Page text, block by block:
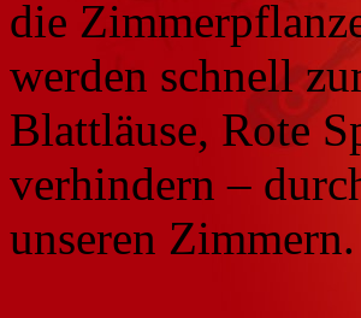
die
werden schnell
Blattläuse, Rote
verhindern –
unseren Zimmern.